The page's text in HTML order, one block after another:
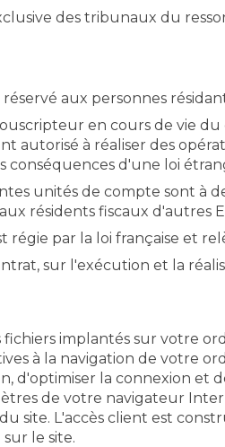
des tribunaux du
aux personnes
en cours de vie
autorisé à réaliser des
d'une loi
unités de compte sont à
résidents fiscaux d'autres
par la loi française et
sur l'exécution et la
fichiers implantés sur votre
à la navigation de votre
d'optimiser la connexion et
de votre navigateur
site. L'accès client est
le site.